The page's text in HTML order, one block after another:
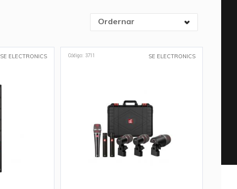
Ordernar
SE ELECTRONICS Código: 3711 SE ELECTRONICS